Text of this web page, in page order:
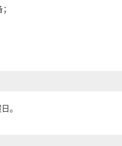
。